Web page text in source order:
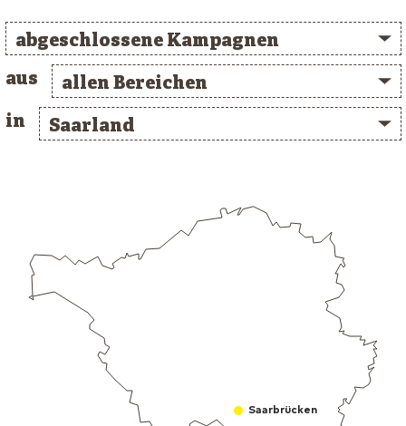
Saarbrücken
abgeschlossene Kampagnen
aus
allen Bereichen
in
Saarland